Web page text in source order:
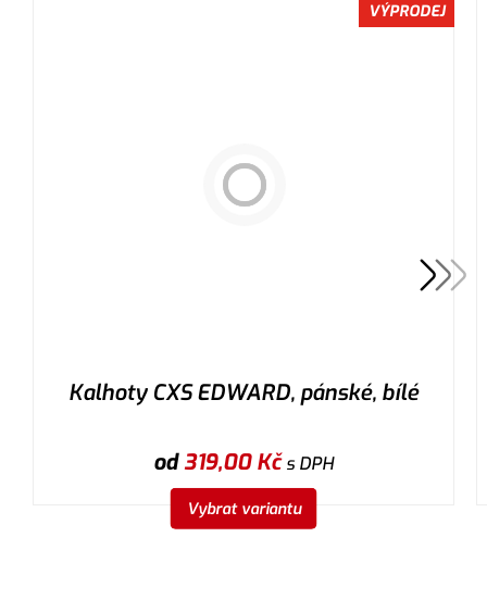
VÝPRODEJ
Kalhoty CXS EDWARD, pánské, bílé
od319,00Kčs DPH
Vybrat variantu